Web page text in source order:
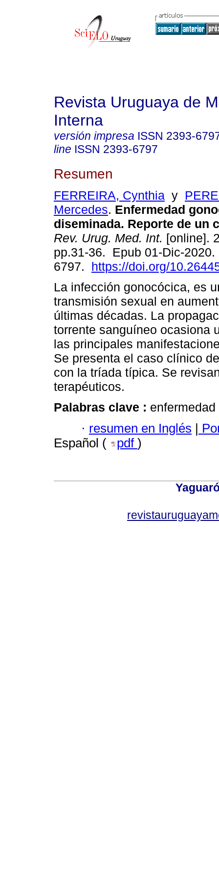
Revista Uruguaya de
Interna
versión impresa ISSN 2393-
line ISSN 2393-6797
Resumen
FERREIRA, Cynthia y
Mercedes. Enfermedad
diseminada. Reporte de un
Rev. Urug. Med. Int. [online].
pp.31-36. Epub 01-Dic-2020.
6797. https://doi.org/
La infección gonocócica, es
transmisión sexual en
últimas décadas. La
torrente sanguíneo ocasiona
las principales
Se presenta el caso clínico
con la tríada típica. Se
terapéuticos.
Palabras clave :
· resumen en Inglés |
Español (
pdf )